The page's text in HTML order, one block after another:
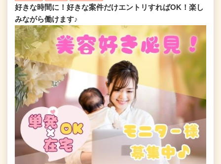
好きな時間に！好きな案件だけエントリすればOK！楽し
みながら働けます♪